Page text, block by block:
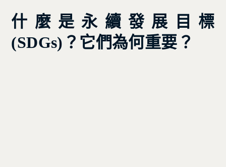
什麼是永續發展目標
(SDGs)？它們為何重要？